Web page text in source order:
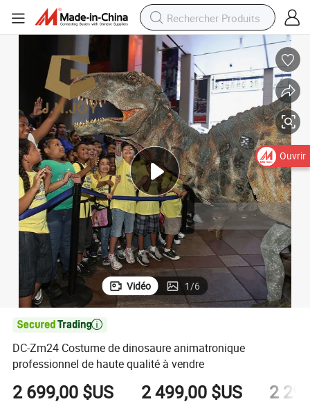
Vidéo 1/6

DC-Zm24 Costume de dinosaure animatronique
professionnel de haute qualité à vendre
2 699,00 $US 2 499,00 $US 2
Ouvrir